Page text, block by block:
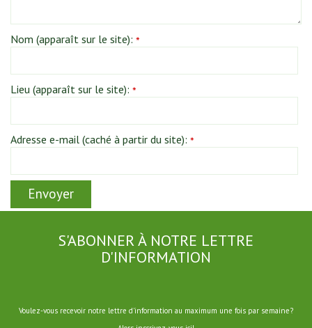
Nom (apparaît sur le site): *
Lieu (apparaît sur le site): *
Adresse e-mail (caché à partir du site): *
S'ABONNER À NOTRE LETTRE
D'INFORMATION
Voulez-vous recevoir notre lettre d'information au maximum une fois par semaine?